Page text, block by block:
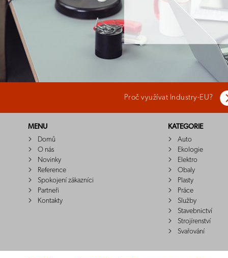
Proč využívat Industry-EU?
MENU
Domů
O nás
Novinky
Reference
Spokojení zákazníci
Partneři
Kontakty
KATEGORIE
Auto
Ekologie
Elektro
Obaly
Plasty
Práce
Služby
Stavebnictví
Strojírenství
Svařování